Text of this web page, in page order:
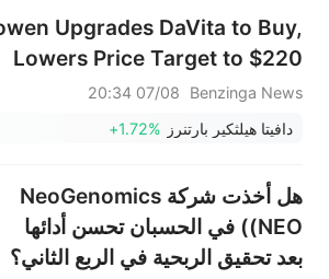
Upgrades DaVita to Buy,
Lowers Price Target to $220
Benzinga News
07/08 20:34
دافيتا هيلثكير بارتنرز +1.72%
هل أخذت شركة NeoGenomics
(NEO) في الحسبان تحسن أدائها
بعد تحقيق الربحية في الربع الثاني؟